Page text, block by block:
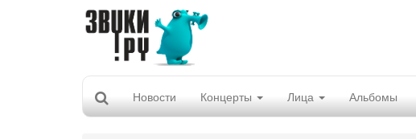
Новости Концерты Лица Альбомы